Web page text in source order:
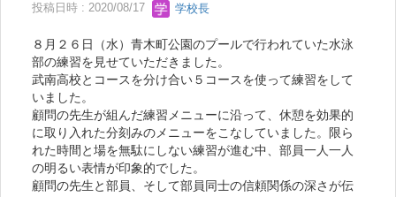
投稿日時 : 2020/08/17 学校長
８月２６日（水）青木町公園のプールで行われていた水泳
部の練習を見せていただきました。
武南高校とコースを分け合い５コースを使って練習をして
いました。
顧問の先生が組んだ練習メニューに沿って、休憩を効果的
に取り入れた分刻みのメニューをこなしていました。限ら
れた時間と場を無駄にしない練習が進む中、部員一人一人
の明るい表情が印象的でした。
顧問の先生と部員、そして部員同士の信頼関係の深さが伝